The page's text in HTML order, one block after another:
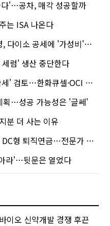
'…공차, 매각 성공할까
는 ISA 나온다
소 공세에 '가성비'로 맞불
세럼' 생산 중단한다
토…한화큐셀·OCI 영향은?
획…성공 가능성은 '글쎄'
분 더 사는 이유
퇴직연금…전문가 조언은
라'…뒷문은 열었다
오 신약개발 경쟁 후끈